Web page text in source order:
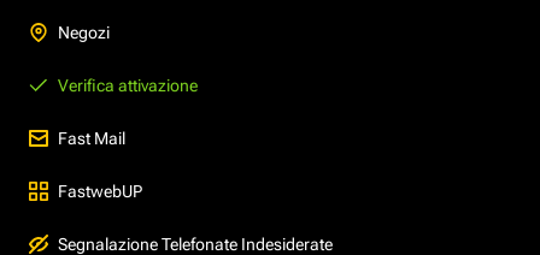
Negozi
Verifica attivazione
Fast Mail
FastwebUP
Segnalazione Telefonate Indesiderate